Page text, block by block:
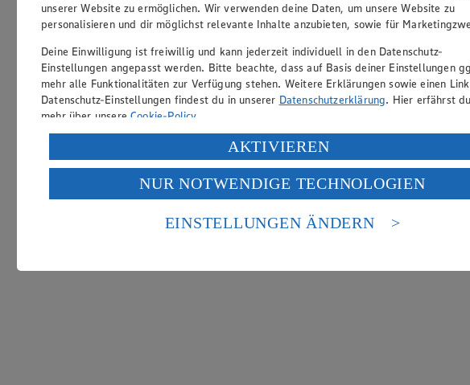
unserer Website zu ermöglichen. Wir verwenden deine Daten, um unsere Website zu
personalisieren und dir möglichst relevante Inhalte anzubieten, sowie für
Deine Einwilligung ist freiwillig und kann jederzeit individuell in den Datenschutz-
Einstellungen angepasst werden. Bitte beachte, dass auf Basis deiner Einstellungen
mehr alle Funktionalitäten zur Verfügung stehen. Weitere Erklärungen sowie einen
Datenschutz-Einstellungen findest du in unserer Datenschutzerklärung. Hier erfährst
mehr über unsereCookie-Policy.
Verarbeitung deiner personenbezogenen Daten in den USA durch Facebook und
Wenn du auf „Aktivieren“ klickst, willigst du im Sinne des Art. 49 Abs. 1 Satz 1 lit. a)
ein, dass deine Daten in den USA verarbeitet werden. Der EuGH sieht die USA als Land
einem nach europäischen Standards nicht angemessenen Datenschutzniveau an. Es
Risiko eines Zugriffs durch US-amerikanische Behörden.
AKTIVIEREN
NUR NOTWENDIGE TECHNOLOGIEN
EINSTELLUNGEN ÄNDERN